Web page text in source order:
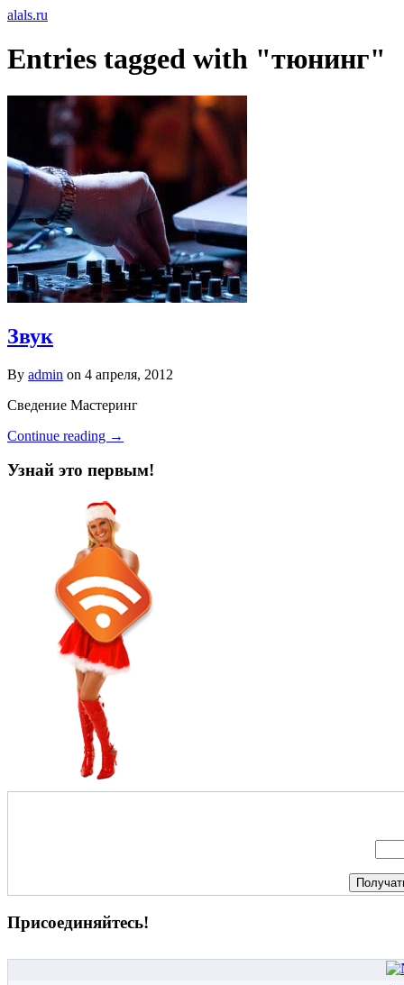
alals.ru
Entries tagged with "тюнинг"
Звук
By admin on 4 апреля, 2012
Сведение Мастеринг
Continue reading →
Узнай это первым!
Присоединяйтесь!